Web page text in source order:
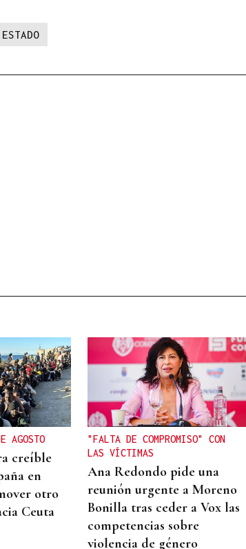
AGOSTO
creíble
en
otro
Ceuta
"FALTA DE COMPROMISO" CON
LAS VÍCTIMAS
Ana Redondo pide una
reunión urgente a Moreno
Bonilla tras ceder a Vox las
competencias sobre
violencia de género